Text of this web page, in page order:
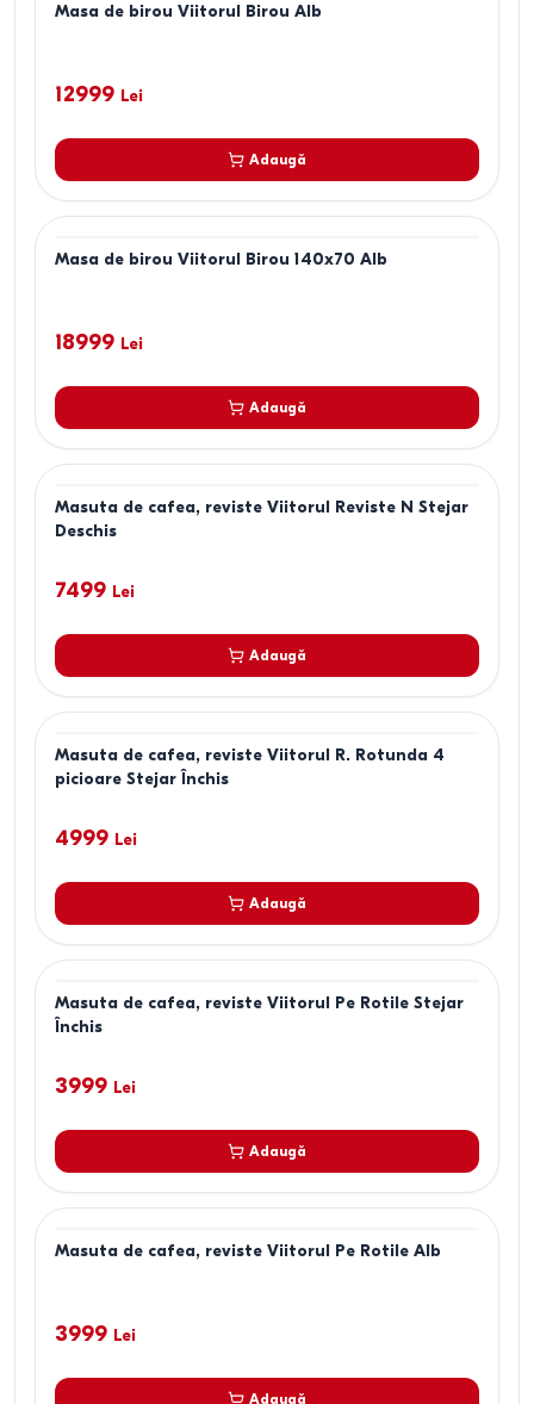
Masa de birou Viitorul Birou Alb
12999 Lei
Adaugă
Masa de birou Viitorul Birou 140x70 Alb
18999 Lei
Adaugă
Masuta de cafea, reviste Viitorul Reviste N Stejar
Deschis
7499 Lei
Adaugă
Masuta de cafea, reviste Viitorul R. Rotunda 4
picioare Stejar Închis
4999 Lei
Adaugă
Masuta de cafea, reviste Viitorul Pe Rotile Stejar
Închis
3999 Lei
Adaugă
Masuta de cafea, reviste Viitorul Pe Rotile Alb
3999 Lei
Adaugă